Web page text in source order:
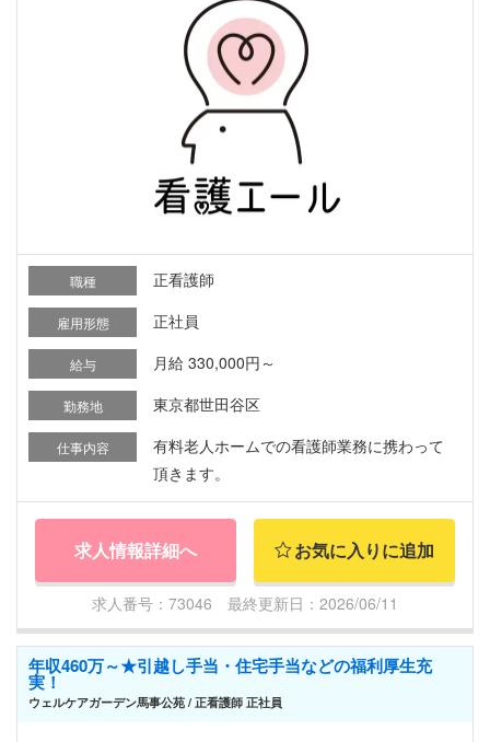
職種 正看護師
雇用形態 正社員
給与 月給 330,000円～
勤務地 東京都世田谷区
仕事内容
有料老人ホームでの看護師業務に携わって
頂きます。
求人情報詳細へ お気に入りに追加
求人番号：73046 最終更新日：2026/06/11
年収460万～★引越し手当・住宅手当などの福利厚生充
実！
ウェルケアガーデン馬事公苑 / 正看護師 正社員